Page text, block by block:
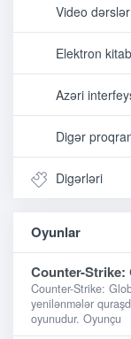
Video dərslər
Elektron
Azəri
Digər
Digərləri
Oyunlar
Counter-Strike:
Counter-Strike:
yenilənmələr
oyunudur. Oyunçu